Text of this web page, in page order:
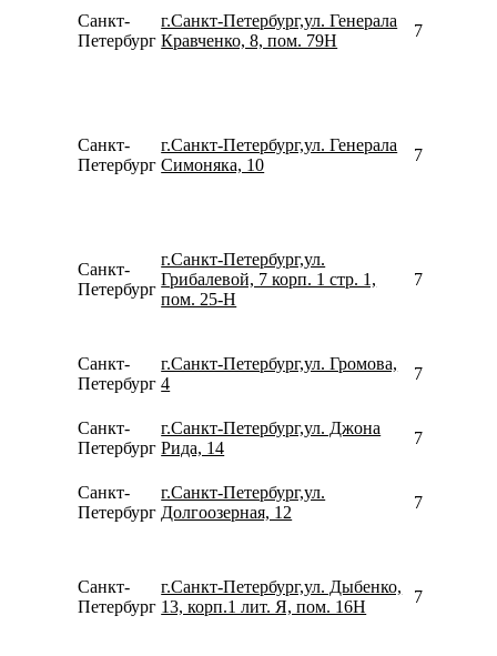
Санкт-
Петербург
г.Санкт-Петербург,ул. Генерала
Кравченко, 8, пом. 79Н
Санкт-
Петербург
г.Санкт-Петербург,ул. Генерала
Симоняка, 10
Санкт-
Петербург
г.Санкт-Петербург,ул.
Грибалевой, 7 корп. 1 стр. 1,
пом. 25-Н
Санкт-
Петербург
г.Санкт-Петербург,ул. Громова,
4
Санкт-
Петербург
г.Санкт-Петербург,ул. Джона
Рида, 14
Санкт-
Петербург
г.Санкт-Петербург,ул.
Долгоозерная, 12
Санкт-
Петербург
г.Санкт-Петербург,ул. Дыбенко,
13, корп.1 лит. Я, пом. 16Н